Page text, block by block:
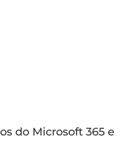
do Microsoft 365 e